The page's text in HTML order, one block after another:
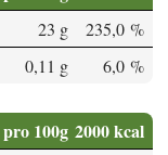
23 g
235,0 %
0,11 g 6,0 %
pro 100g 2000 kcal